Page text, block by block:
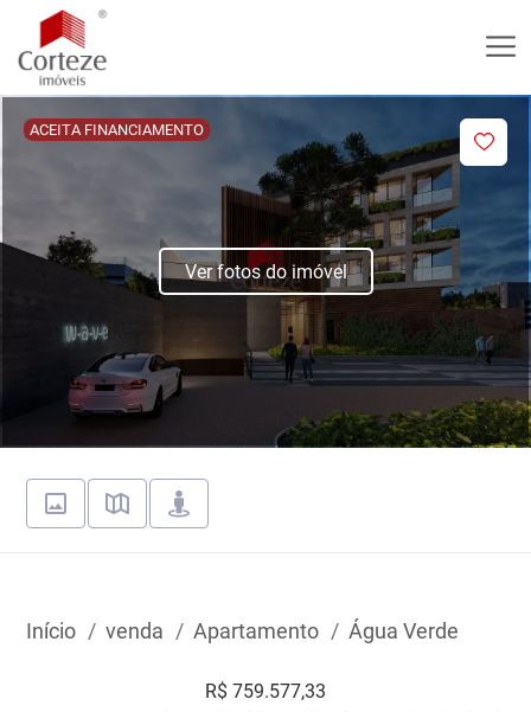
ACEITA FINANCIAMENTO
Ver fotos do imóvel
Início venda Apartamento Água Verde
R$ 759.577,33